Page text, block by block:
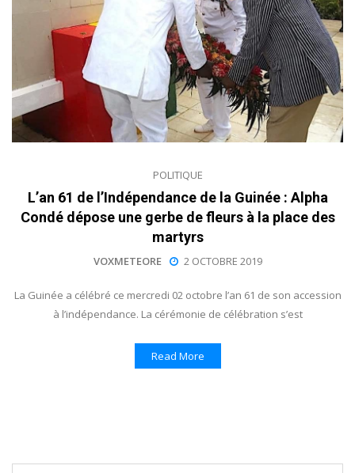
POLITIQUE
L’an 61 de l’Indépendance de la Guinée : Alpha
Condé dépose une gerbe de fleurs à la place des
martyrs
VOXMETEORE 2 OCTOBRE 2019
La Guinée a célébré ce mercredi 02 octobre l’an 61 de son accession
à l’indépendance. La cérémonie de célébration s’est
Read More